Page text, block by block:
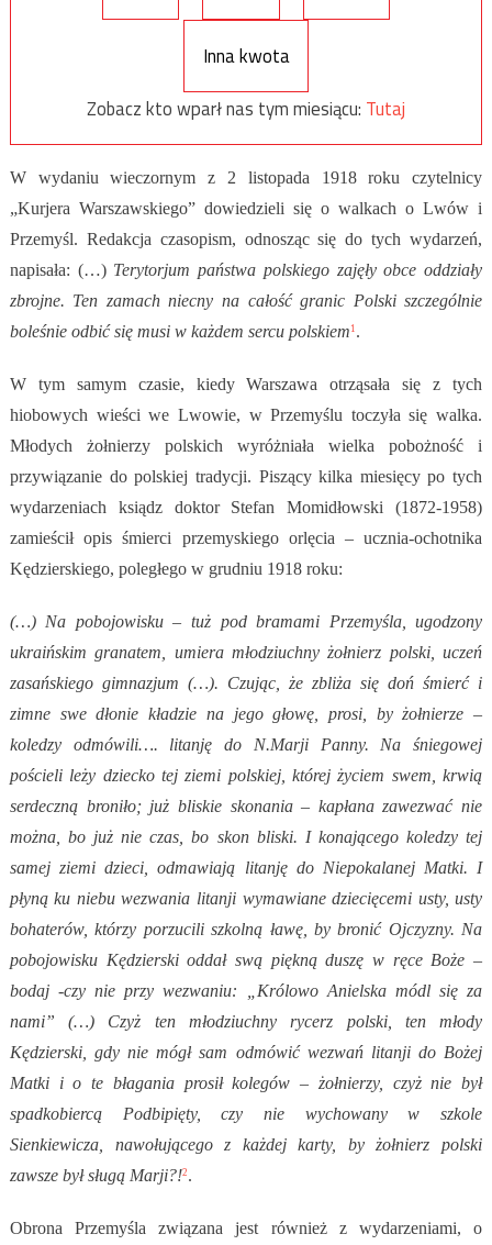
Inna kwota
Zobacz kto wparł nas tym miesiącu: Tutaj
W wydaniu wieczornym z 2 listopada 1918 roku czytelnicy
„Kurjera Warszawskiego” dowiedzieli się o walkach o Lwów i
Przemyśl. Redakcja czasopism, odnosząc się do tych wydarzeń,
napisała: (…) Terytorjum państwa polskiego zajęły obce oddziały
zbrojne. Ten zamach niecny na całość granic Polski szczególnie
boleśnie odbić się musi w każdem sercu polskiem 1 .
W tym samym czasie, kiedy Warszawa otrząsała się z tych
hiobowych wieści we Lwowie, w Przemyślu toczyła się walka.
Młodych żołnierzy polskich wyróżniała wielka pobożność i
przywiązanie do polskiej tradycji. Piszący kilka miesięcy po tych
wydarzeniach ksiądz doktor Stefan Momidłowski (1872-1958)
zamieścił opis śmierci przemyskiego orlęcia – ucznia-ochotnika
Kędzierskiego, poległego w grudniu 1918 roku:
(…) Na pobojowisku – tuż pod bramami Przemyśla, ugodzony
ukraińskim granatem, umiera młodziuchny żołnierz polski, uczeń
zasańskiego gimnazjum (…). Czując, że zbliża się doń śmierć i
zimne swe dłonie kładzie na jego głowę, prosi, by żołnierze –
koledzy odmówili…. litanję do N.Marji Panny. Na śniegowej
pościeli leży dziecko tej ziemi polskiej, której życiem swem, krwią
serdeczną broniło; już bliskie skonania – kapłana zawezwać nie
można, bo już nie czas, bo skon bliski. I konającego koledzy tej
samej ziemi dzieci, odmawiają litanję do Niepokalanej Matki. I
płyną ku niebu wezwania litanji wymawiane dziecięcemi usty, usty
bohaterów, którzy porzucili szkolną ławę, by bronić Ojczyzny. Na
pobojowisku Kędzierski oddał swą piękną duszę w ręce Boże –
bodaj -czy nie przy wezwaniu: „Królowo Anielska módl się za
nami” (…) Czyż ten młodziuchny rycerz polski, ten młody
Kędzierski, gdy nie mógł sam odmówić wezwań litanji do Bożej
Matki i o te błagania prosił kolegów – żołnierzy, czyż nie był
spadkobiercą Podbipięty, czy nie wychowany w szkole
Sienkiewicza, nawołującego z każdej karty, by żołnierz polski
zawsze był sługą Marji?!2 .
Obrona Przemyśla związana jest również z wydarzeniami, o